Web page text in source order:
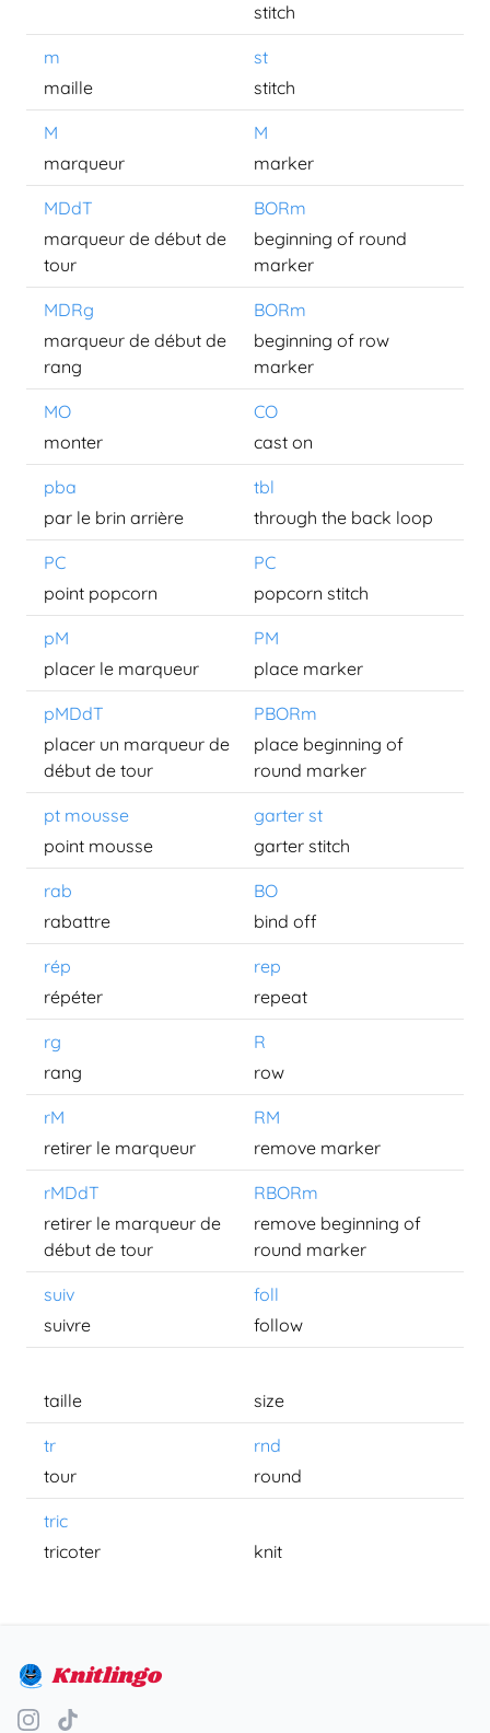
stitch
m
st
maille
stitch
M
M
marqueur
marker
MDdT
BORm
marqueur de début de
tour
beginning of round
marker
MDRg
BORm
marqueur de début de
rang
beginning of row
marker
MO
CO
monter
cast on
pba
tbl
par le brin arrière
through the back loop
PC
PC
point popcorn
popcorn stitch
pM
PM
placer le marqueur
place marker
pMDdT
PBORm
placer un marqueur de
début de tour
place beginning of
round marker
pt mousse
garter st
point mousse
garter stitch
rab
BO
rabattre
bind off
rép
rep
répéter
repeat
rg
R
rang
row
rM
RM
retirer le marqueur
remove marker
rMDdT
RBORm
retirer le marqueur de
début de tour
remove beginning of
round marker
suiv
foll
suivre
follow
taille size
tr
rnd
tour
round
tric
tricoter
knit
Knitlingo